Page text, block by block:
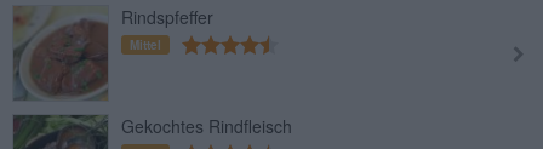
Rindspfeffer
Mittel
Gekochtes Rindfleisch